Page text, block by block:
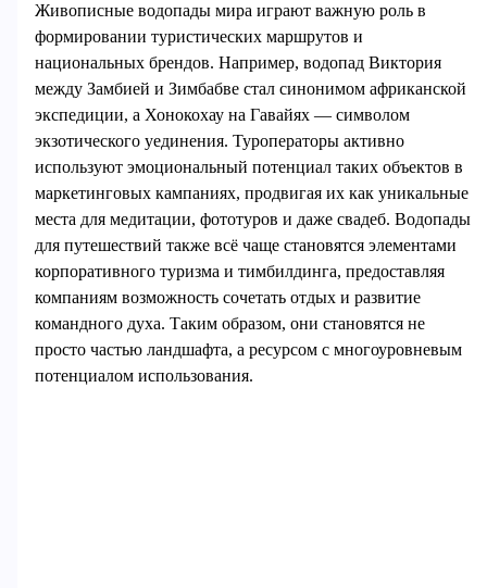
Живописные водопады мира играют важную роль в
формировании туристических маршрутов и
национальных брендов. Например, водопад Виктория
между Замбией и Зимбабве стал синонимом африканской
экспедиции, а Хонокохау на Гавайях — символом
экзотического уединения. Туроператоры активно
используют эмоциональный потенциал таких объектов в
маркетинговых кампаниях, продвигая их как уникальные
места для медитации, фототуров и даже свадеб. Водопады
для путешествий также всё чаще становятся элементами
корпоративного туризма и тимбилдинга, предоставляя
компаниям возможность сочетать отдых и развитие
командного духа. Таким образом, они становятся не
просто частью ландшафта, а ресурсом с многоуровневым
потенциалом использования.